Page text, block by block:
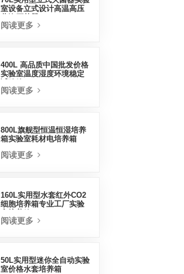
室设备立式设计高温高压
阅读更多
400L 高品质中国批发价格
实验室温度湿度环境稳定
阅读更多
800L旗舰型恒温恒湿培养
箱实验室耗材电培养箱
阅读更多
160L实用型水套红外CO2
细胞培养箱专业工厂实验
阅读更多
50L实用型迷你全自动实验
室价格水套培养箱